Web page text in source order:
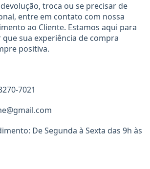
troca ou se precisar de
entre em contato com nossa
ao Cliente. Estamos aqui para
sua experiência de compra
positiva.
7021
De Segunda à Sexta das 9h às